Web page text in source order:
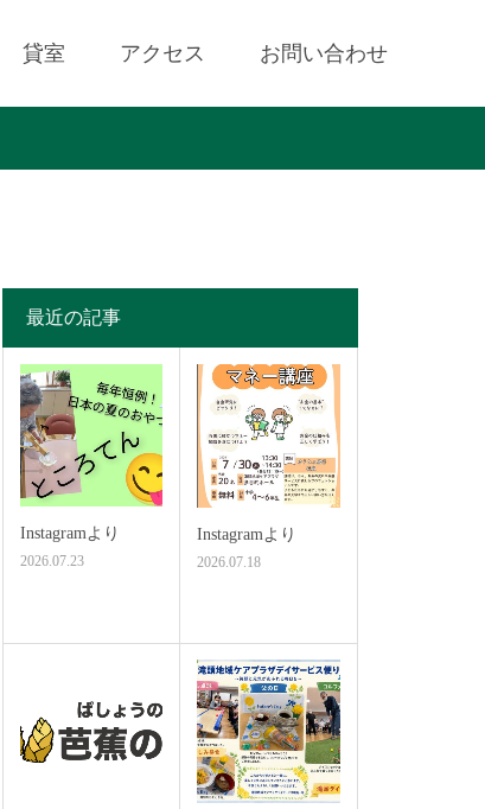
貸室 アクセス お問い合わせ
最近の記事
Instagramより
2026.07.23
Instagramより
2026.07.18